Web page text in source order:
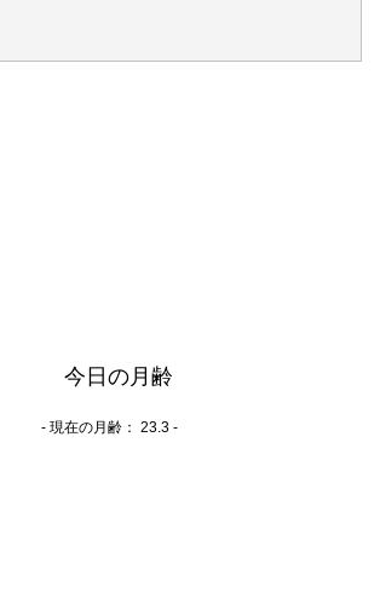
- 現在の月齢： 23.3 -